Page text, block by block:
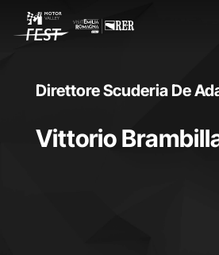
Vittorio
Direttore Scuderia De